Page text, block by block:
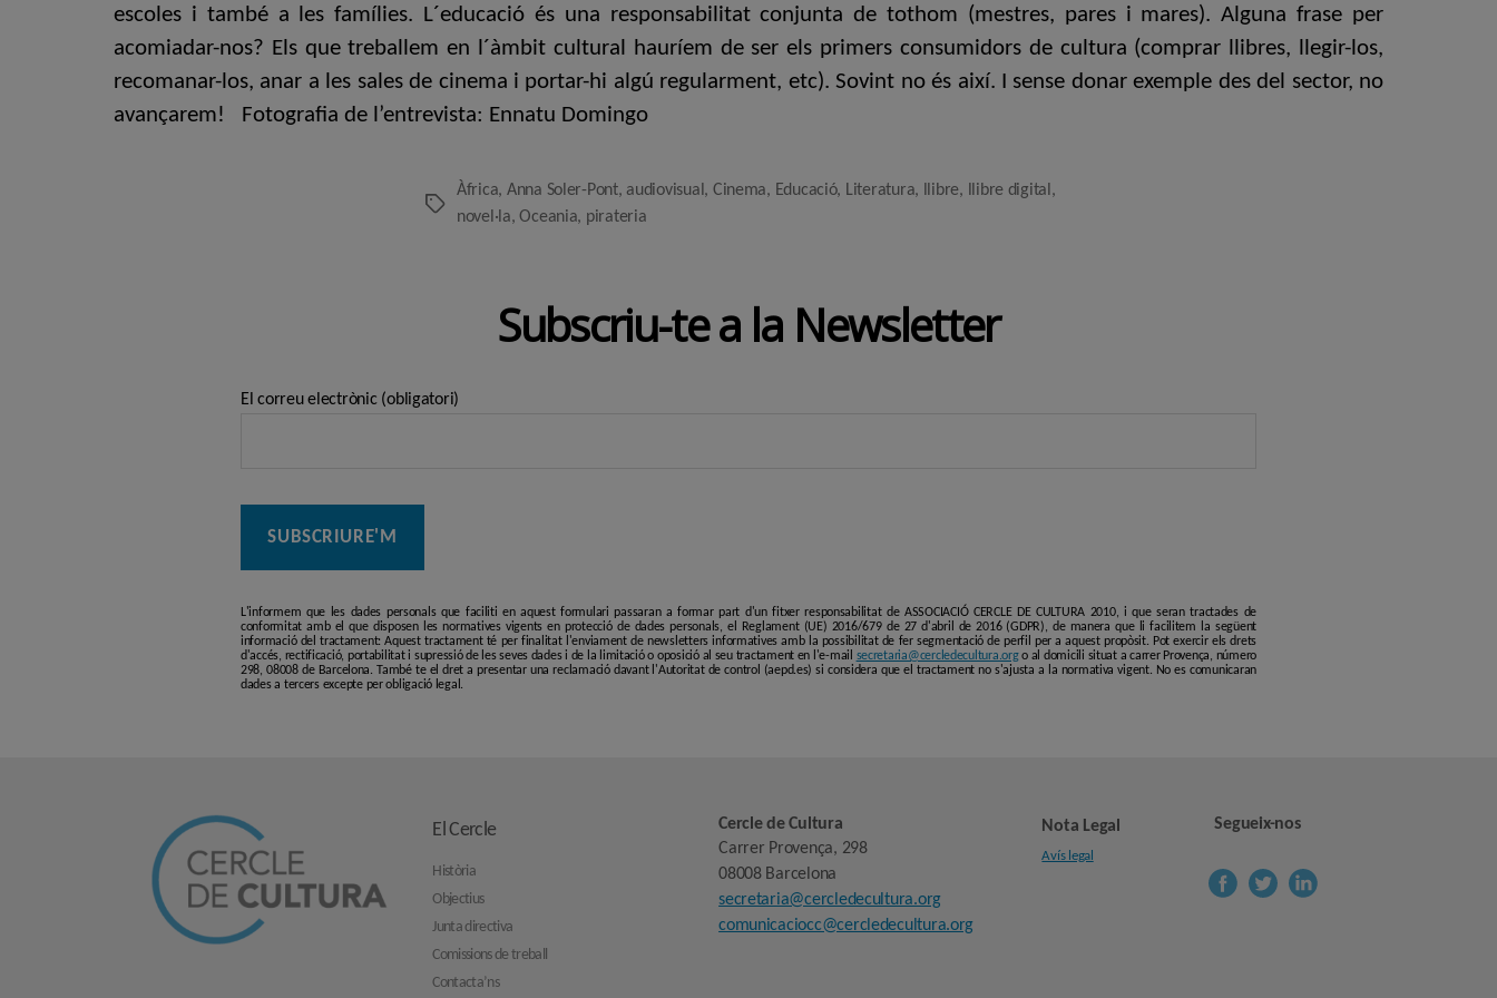
escoles i també a les famílies. L´educació és una responsabilitat conjunta de tothom (mestres, pares i mares). Alguna frase per
acomiadar-nos? Els que treballem en l´àmbit cultural hauríem de ser els primers consumidors de cultura (comprar llibres, llegir-los,
recomanar-los, anar a les sales de cinema i portar-hi algú regularment, etc). Sovint no és així. I sense donar exemple des del sector, no
avançarem! Fotografia de l’entrevista: Ennatu Domingo
Etiquetes
Àfrica, Anna Soler-Pont, audiovisual, Cinema, Educació, Literatura, llibre, llibre digital,
novel·la,Oceania, pirateria
Subscriu-te a la Newsletter
El correu electrònic (obligatori)
L'informem que les dades personals que faciliti en aquest formulari passaran a formar part d'un fitxer responsabilitat de ASSOCIACIÓ CERCLE DE CULTURA 2010, i que seran tractades de
conformitat amb el que disposen les normatives vigents en protecció de dades personals, el Reglament (UE) 2016/679 de 27 d'abril de 2016 (GDPR), de manera que li facilitem la següent
informació del tractament: Aquest tractament té per finalitat l'enviament de newsletters informatives amb la possibilitat de fer segmentació de perfil per a aquest propòsit. Pot exercir els drets
d'accés, rectificació, portabilitat i supressió de les seves dades i de la limitació o oposició al seu tractament en l'e-mail secretaria@cercledecultura.orgo al domicili situat a carrer Provença, número
298, 08008 de Barcelona. També te el dret a presentar una reclamació davant l'Autoritat de control (aepd.es) si considera que el tractament no s'ajusta a la normativa vigent. No es comunicaran
dades a tercers excepte per obligació legal.
El Cercle
Història
Objectius
Junta directiva
Comissions de treball
Contacta’ns
Cercle de Cultura
Carrer Provença, 298
08008 Barcelona
secretaria@cercledecultura.org
comunicaciocc@cercledecultura.org
Nota Legal
Avís legal
Segueix-nos